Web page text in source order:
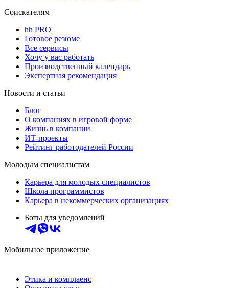
Соискателям
hh PRO
Готовое резюме
Все сервисы
Хочу у вас работать
Производственный календарь
Экспертная рекомендация
Новости и статьи
Блог
О компаниях в игровой форме
Жизнь в компании
ИТ-проекты
Рейтинг работодателей России
Молодым специалистам
Карьера для молодых специалистов
Школа программистов
Карьера в некоммерческих организациях
Боты для уведомлений
Мобильное приложение
Этика и комплаенс